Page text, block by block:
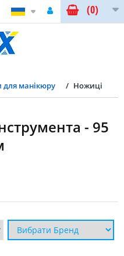
(0)
для манікюру Ножиці
- 95
Скинути